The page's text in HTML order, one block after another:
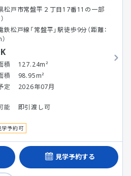
松戸市常盤平２丁目17番11の一部
鉄松戸線「常盤平」駅徒歩9分（距離：
積
127.24m²
積
98.95m²
定
2026年07月
能
即引渡し可
学予約可
見学予約する